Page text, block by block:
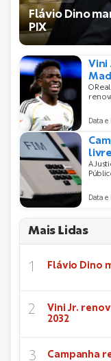
Flávio Dino
PIX
Vini
O
clube
Data e
A
voto
Data e
Mais Lidas
Flávio Dino
Vini Jr.
2032
Campanha